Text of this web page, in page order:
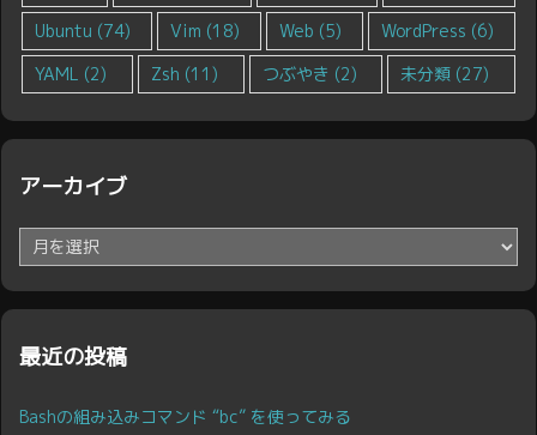
Ubuntu (74) Vim (18) Web (5) WordPress (6)
YAML (2) Zsh (11) つぶやき (2) 未分類 (27)
アーカイブ
ー
イ
最近の投稿
Bashの組み込みコマンド “bc” を使ってみる